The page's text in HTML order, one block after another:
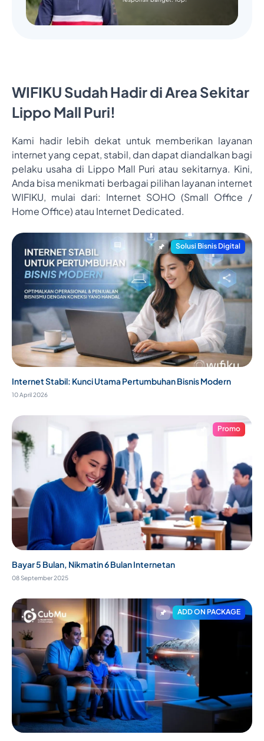
WIFIKU Sudah Hadir di Area Sekitar
Lippo Mall Puri!
Kami hadir lebih dekat untuk memberikan layanan
internet yang cepat, stabil, dan dapat diandalkan bagi
pelaku usaha di Lippo Mall Puri atau sekitarnya. Kini,
Anda bisa menikmati berbagai pilihan layanan internet
WIFIKU, mulai dari: Internet SOHO (Small Office /
Home Office) atau Internet Dedicated.
Solusi Bisnis Digital
Internet Stabil: Kunci Utama Pertumbuhan Bisnis Modern
10 April 2026
Promo
Bayar 5 Bulan, Nikmatin 6 Bulan Internetan
08 September 2025
ADD ON PACKAGE